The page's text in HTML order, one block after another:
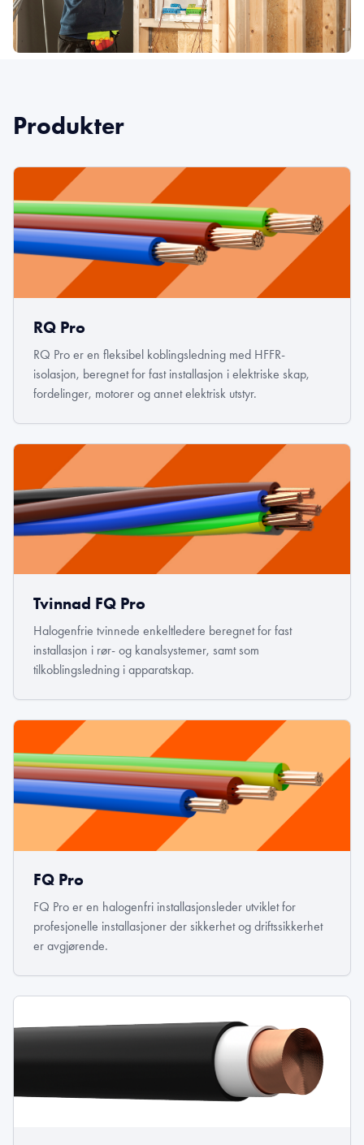
Produkter
RQ Pro
RQ Pro er en fleksibel koblingsledning med HFFR-
isolasjon, beregnet for fast installasjon i elektriske skap,
fordelinger, motorer og annet elektrisk utstyr.
Tvinnad FQ Pro
Halogenfrie tvinnede enkeltledere beregnet for fast
installasjon i rør- og kanalsystemer, samt som
tilkoblingsledning i apparatskap.
FQ Pro
FQ Pro er en halogenfri installasjonsleder utviklet for
profesjonelle installasjoner der sikkerhet og driftssikkerhet
er avgjørende.